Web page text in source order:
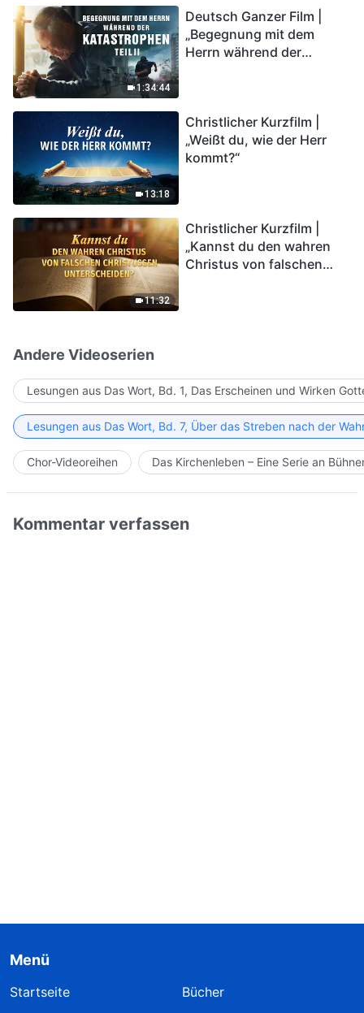
1:34:44
Deutsch Ganzer Film |
„Begegnung mit dem
Herrn während der
in das Königreich Gottes
eintreten?
13:18
Christlicher Kurzfilm |
„Weißt du, wie der Herr
kommt?“
11:32
Christlicher Kurzfilm |
„Kannst du den wahren
Christus von falschen
Andere Videoserien
Lesungen aus Das Wort, Bd. 1, Das Erscheinen und Wirken
Lesungen aus Das Wort, Bd. 7, Über das Streben nach der
Chor-Videoreihen Das Kirchenleben – Eine Serie an
Kommentar verfassen
Menü
Startseite
Bücher